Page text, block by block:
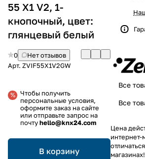
55 X1 V2, 1-
кнопочный, цвет:
глянцевый белый
0
Нет отзывов
Арт. ZVIF55X1V2GW
Чтобы получить
персональные условия,
оформите заказ на сайте
или отправьте запрос на
почтуhello@knx24.com
В корзину
Все
Все
Цена
интернет-
магазинах!